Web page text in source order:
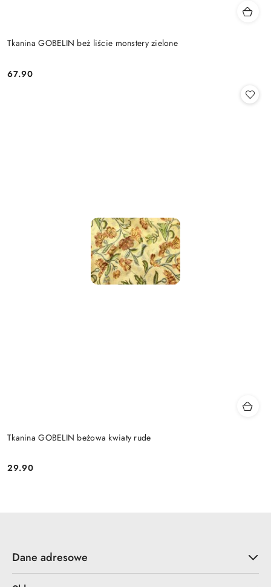
Tkanina GOBELIN beż liście monstery zielone
Cena:
67.90
Tkanina GOBELIN beżowa kwiaty rude
Cena:
29.90
Dane adresowe